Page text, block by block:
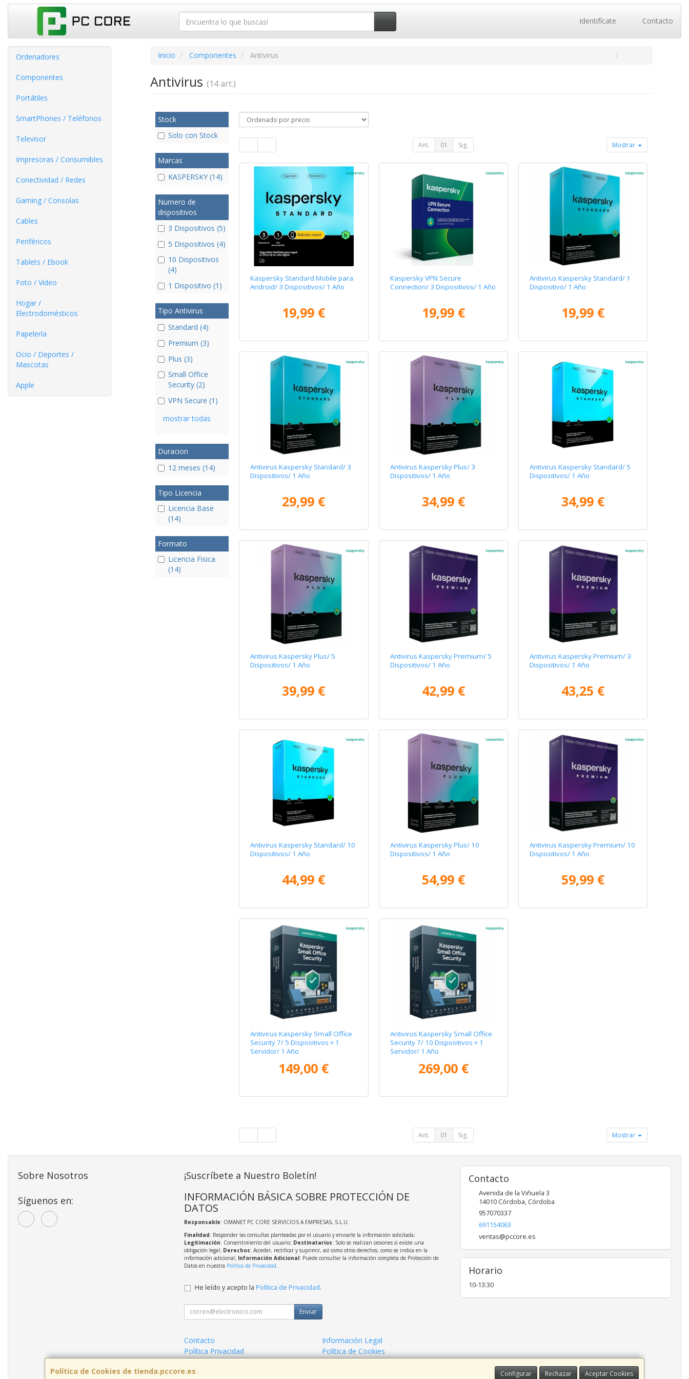
Identifícate Contacto
Ordenadores
Componentes
Portátiles
SmartPhones / Teléfonos
Televisor
Impresoras / Consumibles
Conectividad / Redes
Gaming / Consolas
Cables
Periféricos
Tablets / Ebook
Foto / Video
Hogar /
Electrodomésticos
Papelería
Ocio / Deportes /
Mascotas
Apple
Inicio Componentes Antivirus
Antivirus (14 art.)
Stock
Solo con Stock
Marcas
KASPERSKY (14)
Numero de
dispositivos
3 Dispositivos (5)
5 Dispositivos (4)
10 Dispositivos
(4)
1 Dispositivo (1)
Tipo Antivirus
Standard (4)
Premium (3)
Plus (3)
Small Office
Security (2)
VPN Secure (1)
mostrar todas
Duracion
12 meses (14)
Tipo Licencia
Licencia Base
(14)
Formato
Licencia Fisica
(14)
Ant. 01 Sig. Mostrar
Kaspersky Standard Mobile para
Android/ 3 Dispositivos/ 1 Año
19,99 €
Kaspersky VPN Secure
Connection/ 3 Dispositivos/ 1 Año
19,99 €
Antivirus Kaspersky Standard/ 1
Dispositivo/ 1 Año
19,99 €
Antivirus Kaspersky Standard/ 3
Dispositivos/ 1 Año
29,99 €
Antivirus Kaspersky Plus/ 3
Dispositivos/ 1 Año
34,99 €
Antivirus Kaspersky Standard/ 5
Dispositivos/ 1 Año
34,99 €
Antivirus Kaspersky Plus/ 5
Dispositivos/ 1 Año
39,99 €
Antivirus Kaspersky Premium/ 5
Dispositivos/ 1 Año
42,99 €
Antivirus Kaspersky Premium/ 3
Dispositivos/ 1 Año
43,25 €
Antivirus Kaspersky Standard/ 10
Dispositivos/ 1 Año
44,99 €
Antivirus Kaspersky Plus/ 10
Dispositivos/ 1 Año
54,99 €
Antivirus Kaspersky Premium/ 10
Dispositivos/ 1 Año
59,99 €
Antivirus Kaspersky Small Office
Security 7/ 5 Dispositivos + 1
Servidor/ 1 Año
149,00 €
Antivirus Kaspersky Small Office
Security 7/ 10 Dispositivos + 1
Servidor/ 1 Año
269,00 €
Ant. 01 Sig. Mostrar
Política de Cookies de tienda.pccore.es Configurar Rechazar Aceptar Cookies
Sobre Nosotros
Síguenos en:
¡Suscríbete a Nuestro Boletín!
INFORMACIÓN BÁSICA SOBRE PROTECCIÓN DE
DATOS
Responsable: OMANET PC CORE SERVICIOS A EMPRESAS, S.L.U.
Finalidad: Responder las consultas planteadas por el usuario y enviarle la información solicitada;
Legitimación: Consentimiento del usuario; Destinatarios: Solo se realizan cesiones si existe una
obligación legal; Derechos: Acceder, rectificar y suprimir, así como otros derechos, como se indica en la
información adicional; Información Adicional: Puede consultar la información completa de Protección de
Datos en nuestra Política de Privacidad.
He leído y acepto la Política de Privacidad.
Enviar
Contacto
Información Legal
Política Privacidad
Política de Cookies
Mantenimiento Informatico
Contacto
Avenida de la Viñuela 3
14010 Córdoba, Córdoba
957070337
691154063
ventas@pccore.es
Horario
10-13:30